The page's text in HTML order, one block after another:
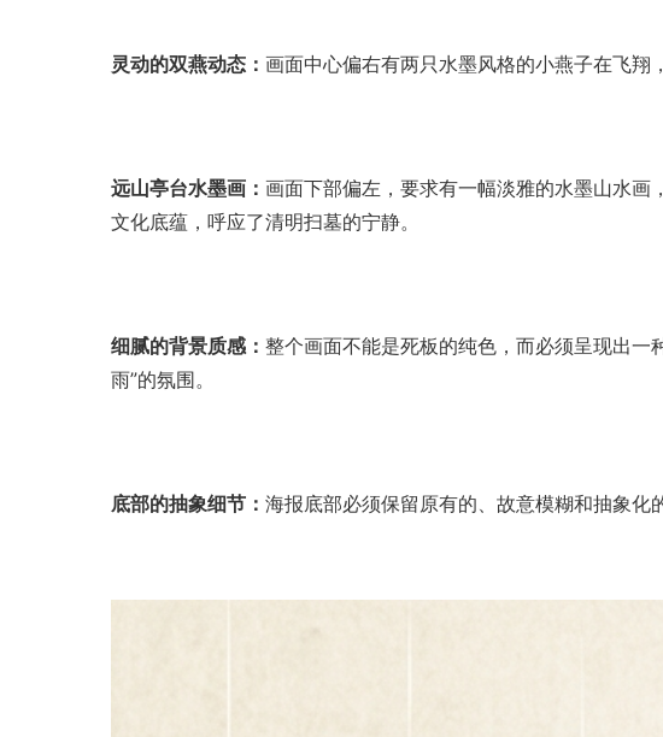
灵动的双燕动态： 画面中心偏右有两只水墨风格的小燕子在飞翔
远山亭台水墨画： 画面下部偏左，要求有一幅淡雅的水墨山水
文化底蕴，呼应了清明扫墓的宁静。
细腻的背景质感： 整个画面不能是死板的纯色，而必须呈现出一
雨”的氛围。
底部的抽象细节： 海报底部必须保留原有的、故意模糊和抽象化